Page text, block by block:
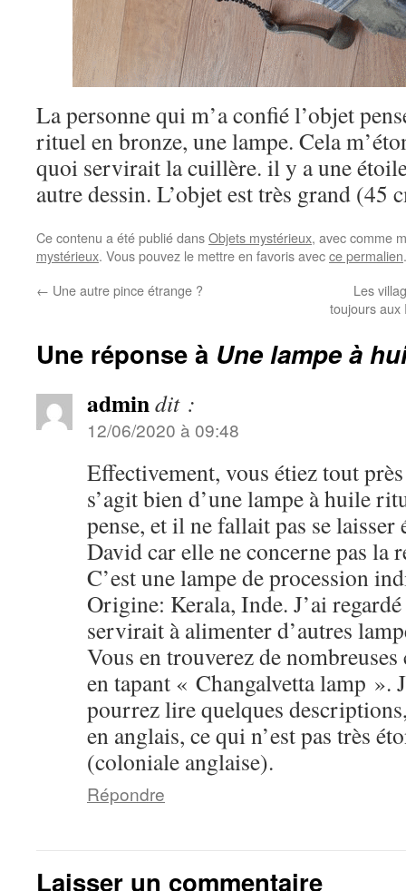
La personne qui m’a confié l’objet
rituel en bronze, une lampe. Cela
quoi servirait la cuillère. il y a une
autre dessin. L’objet est très grand (45
Ce contenu a été publié dansObjets mystérieux, avec comme
mystérieux. Vous pouvez le mettre en favoris avecce permalien.
← Une autre pince étrange ?
Les
toujours aux
Une réponse à Une lampe à
admindit :
12/06/2020 à 09:48
Effectivement, vous étiez tout
s’agit bien d’une lampe à huile
pense, et il ne fallait pas se laisser
David car elle ne concerne pas la
C’est une lampe de procession
Origine: Kerala, Inde. J’ai
servirait à alimenter d’autres
Vous en trouverez de
en tapant « Changalvetta lamp ».
pourrez lire quelques
en anglais, ce qui n’est pas très
(coloniale anglaise).
Répondre
Laisser un commentaire